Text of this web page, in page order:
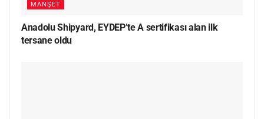
MANŞET
Anadolu Shipyard, EYDEP’te A sertifikası alan ilk
tersane oldu